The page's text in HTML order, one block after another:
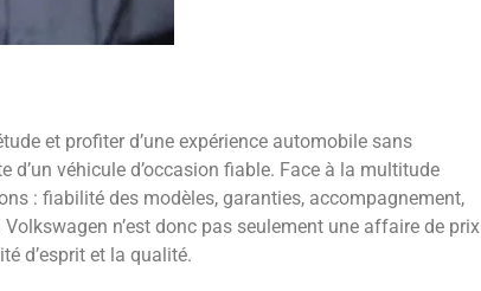
et profiter d’une expérience automobile sans
véhicule d’occasion fiable. Face à la multitude
: fiabilité des modèles, garanties, accompagnement,
n’est donc pas seulement une affaire de prix
d’esprit et la qualité.